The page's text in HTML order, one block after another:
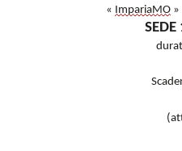
« ImpariaMO »